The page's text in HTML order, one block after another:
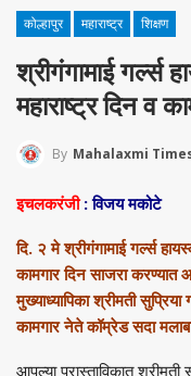
कोल्हापुर महाराष्ट्र शिक्षण
श्रीगंगामाई
महाराष्ट्र दिन व
By Mahalaxmi
इचलकरंजी: विजय मकोटे
दि. २ मे श्रीगंगामाई गर्ल्स
कामगार दिन साजरा करण्यात
मुख्याध्यापिका श्रीमती
कामगार नेते कॉम्रेड सदा
आपल्या प्रास्ताविकात श्रीमती